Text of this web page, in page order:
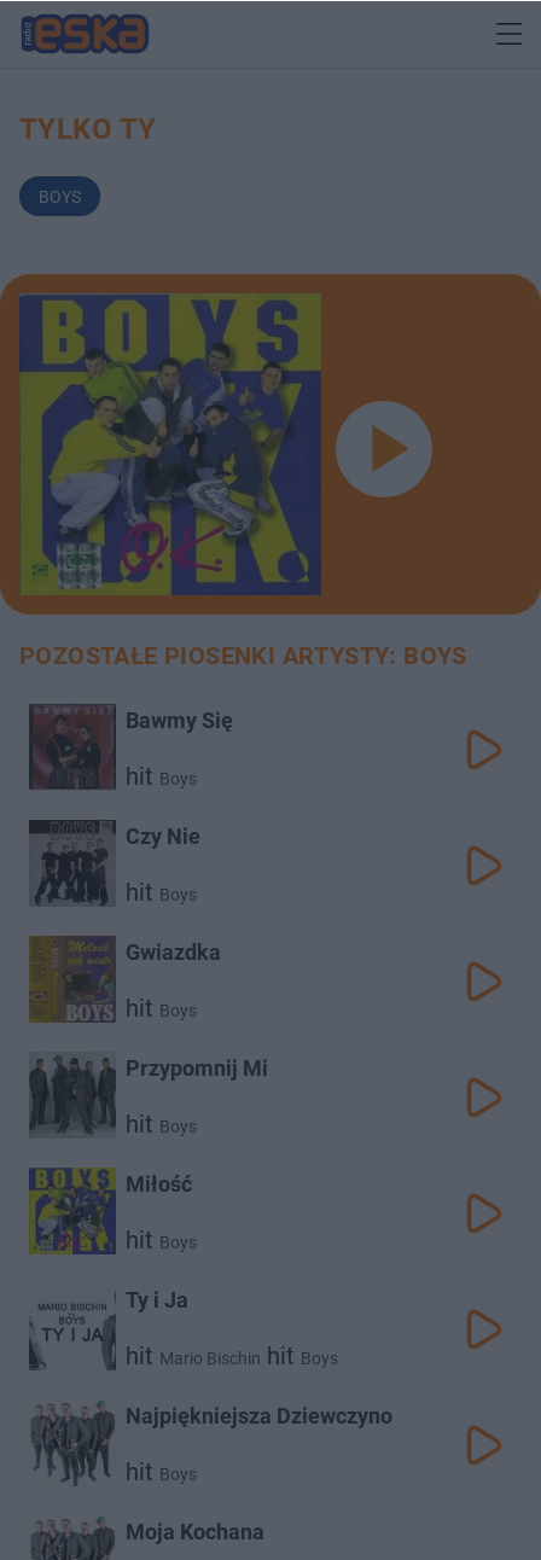
TYLKO TY
BOYS
POZOSTAŁE PIOSENKI ARTYSTY: BOYS
Bawmy Się
hit Boys
Czy Nie
hit Boys
Gwiazdka
hit Boys
Przypomnij Mi
hit Boys
Miłość
hit Boys
Ty i Ja
hit Mario Bischin hit Boys
Najpiękniejsza Dziewczyno
hit Boys
Moja Kochana